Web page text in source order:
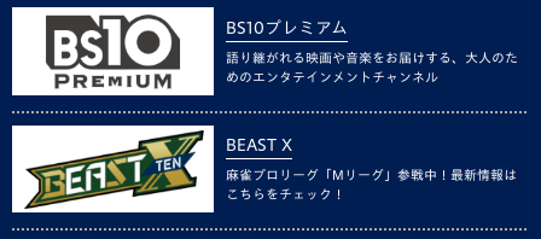
BS10プレミアム
語り継がれる映画や音楽をお届けする、大人のた
めのエンタテインメントチャンネル
BEAST X
麻雀プロリーグ「Mリーグ」参戦中！最新情報は
こちらをチェック！